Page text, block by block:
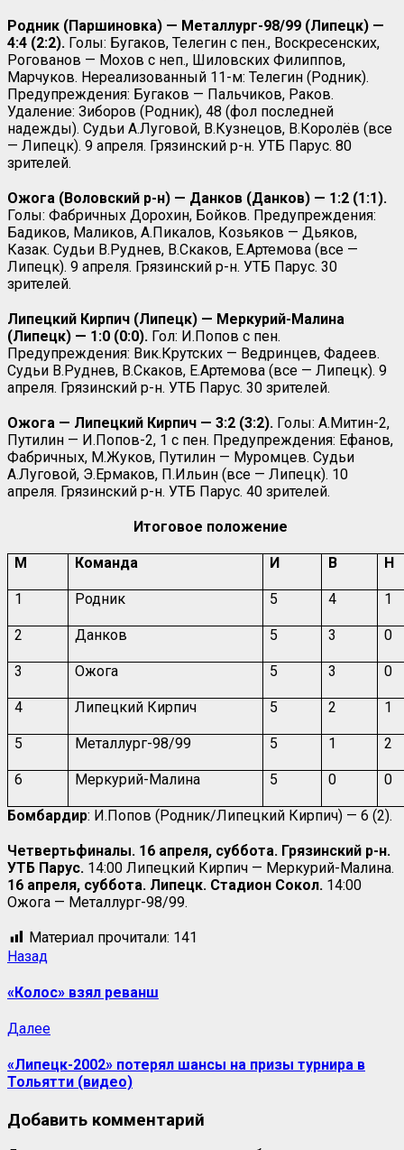
Родник (Паршиновка) — Металлург-98/99 (Липецк) —
4:4 (2:2). Голы: Бугаков, Телегин с пен., Воскресенских,
Рогованов — Мохов с неп., Шиловских Филиппов,
Марчуков. Нереализованный 11-м: Телегин (Родник).
Предупреждения: Бугаков — Пальчиков, Раков.
Удаление: Зиборов (Родник), 48 (фол последней
надежды). Судьи А.Луговой, В.Кузнецов, В.Королёв (все
— Липецк). 9 апреля. Грязинский р-н. УТБ Парус. 80
зрителей.
Ожога (Воловский р-н) — Данков (Данков) — 1:2 (1:1).
Голы: Фабричных Дорохин, Бойков. Предупреждения:
Бадиков, Маликов, А.Пикалов, Козьяков — Дьяков,
Казак. Судьи В.Руднев, В.Скаков, Е.Артемова (все —
Липецк). 9 апреля. Грязинский р-н. УТБ Парус. 30
зрителей.
Липецкий Кирпич (Липецк) — Меркурий-Малина
(Липецк) — 1:0 (0:0). Гол: И.Попов с пен.
Предупреждения: Вик.Крутских — Ведринцев, Фадеев.
Судьи В.Руднев, В.Скаков, Е.Артемова (все — Липецк). 9
апреля. Грязинский р-н. УТБ Парус. 30 зрителей.
Ожога — Липецкий Кирпич — 3:2 (3:2). Голы: А.Митин-2,
Путилин — И.Попов-2, 1 с пен. Предупреждения: Ефанов,
Фабричных, М.Жуков, Путилин — Муромцев. Судьи
А.Луговой, Э.Ермаков, П.Ильин (все — Липецк). 10
апреля. Грязинский р-н. УТБ Парус. 40 зрителей.
Итоговое положение
М Команда И В Н
1 Родник 5 4 1
2 Данков 5 3 0
3 Ожога 5 3 0
4 Липецкий Кирпич 5 2 1
5 Металлург-98/99 5 1 2
6 Меркурий-Малина 5 0 0
Бомбардир: И.Попов (Родник/Липецкий Кирпич) — 6 (2).
Четвертьфиналы. 16 апреля, суббота. Грязинский р-н.
УТБ Парус. 14:00 Липецкий Кирпич — Меркурий-Малина.
16 апреля, суббота. Липецк. Стадион Сокол. 14:00
Ожога — Металлург-98/99.
Материал прочитали: 141
Назад
«Колос» взял реванш
Далее
«Липецк-2002» потерял шансы на призы турнира в
Тольятти (видео)
Добавить комментарий